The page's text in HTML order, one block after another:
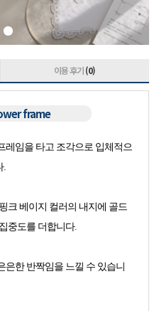
이용 후기(0)
frame
레임을 타고 조각으로 입체적으
.
크 베이지 컬러의 내지에 골드
중도를 더합니다.
은한 반짝임을 느낄 수 있습니